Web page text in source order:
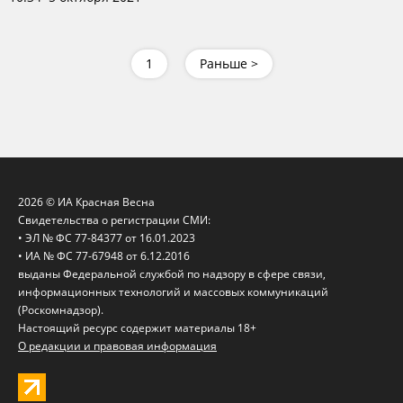
1 Раньше >
2026 © ИА Красная Весна
Свидетельства о регистрации СМИ:
• ЭЛ № ФС 77-84377 от 16.01.2023
• ИА № ФС 77-67948 от 6.12.2016
выданы Федеральной службой по надзору в сфере связи,
информационных технологий и массовых коммуникаций
(Роскомнадзор).
Настоящий ресурс содержит материалы 18+
О редакции и правовая информация